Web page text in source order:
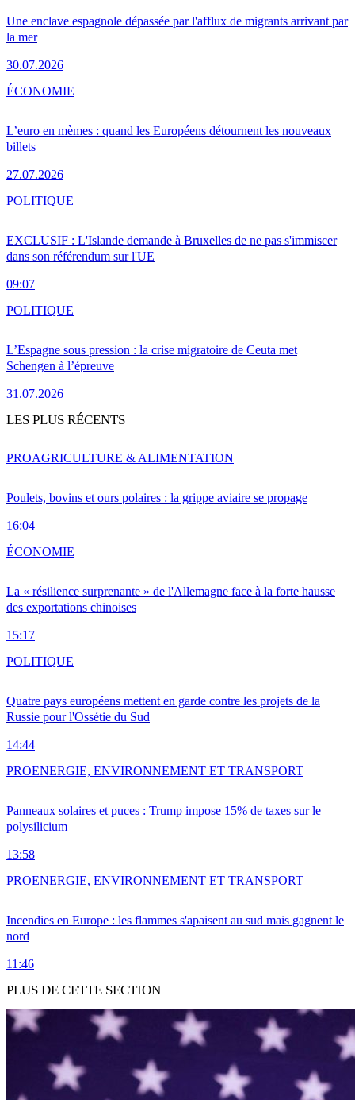
Une enclave espagnole dépassée par l'afflux de migrants arrivant par
la mer
30.07.2026
L’euro en mèmes : quand les Européens détournent les nouveaux
billets
27.07.2026
ÉCONOMIE
EXCLUSIF : L'Islande demande à Bruxelles de ne pas s'immiscer
dans son référendum sur l'UE
09:07
POLITIQUE
L’Espagne sous pression : la crise migratoire de Ceuta met
Schengen à l’épreuve
31.07.2026
POLITIQUE
LES PLUS RÉCENTS
Poulets, bovins et ours polaires : la grippe aviaire se propage
16:04
PROAGRICULTURE & ALIMENTATION
La « résilience surprenante » de l'Allemagne face à la forte hausse
des exportations chinoises
15:17
ÉCONOMIE
Quatre pays européens mettent en garde contre les projets de la
Russie pour l'Ossétie du Sud
14:44
POLITIQUE
Panneaux solaires et puces : Trump impose 15% de taxes sur le
polysilicium
13:58
PROENERGIE, ENVIRONNEMENT ET TRANSPORT
Incendies en Europe : les flammes s'apaisent au sud mais gagnent le
nord
11:46
PROENERGIE, ENVIRONNEMENT ET TRANSPORT
PLUS DE CETTE SECTION